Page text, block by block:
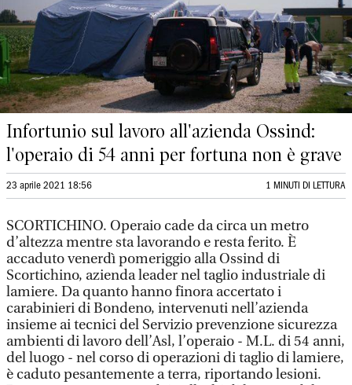
Infortunio sul lavoro all'azienda Ossind:
l'operaio di 54 anni per fortuna non è grave
23 aprile 2021 18:56 1 MINUTI DI LETTURA
SCORTICHINO. Operaio cade da circa un metro
d’altezza mentre sta lavorando e resta ferito. È
accaduto venerdì pomeriggio alla Ossind di
Scortichino, azienda leader nel taglio industriale di
lamiere. Da quanto hanno finora accertato i
carabinieri di Bondeno, intervenuti nell’azienda
insieme ai tecnici del Servizio prevenzione sicurezza
ambienti di lavoro dell’Asl, l’operaio - M.L. di 54 anni,
del luogo - nel corso di operazioni di taglio di lamiere,
è caduto pesantemente a terra, riportando lesioni.